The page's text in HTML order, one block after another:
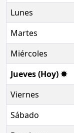
Lunes
Martes
Miércoles
Jueves (Hoy) ✸
Viernes
Sábado